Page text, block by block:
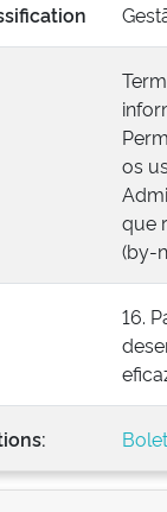
os
que
(by-
16.